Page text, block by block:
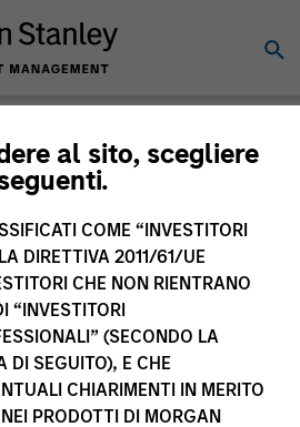
al sito, scegliere
COME “INVESTITORI
DIRETTIVA 2011/61/UE
CHE NON RIENTRANO
“INVESTITORI
(SECONDO LA
DI SEGUITO), E CHE
CHIARIMENTI IN MERITO
PRODOTTI DI MORGAN
sui
Funds